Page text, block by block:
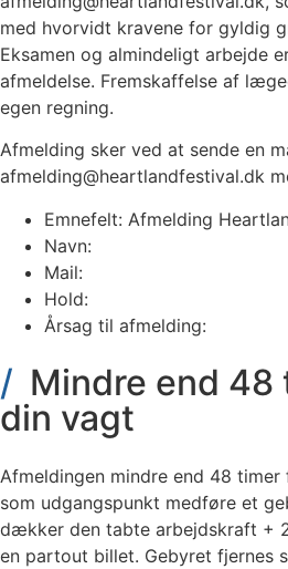
med hvorvidt kravene for gyldig
Eksamen og almindeligt arbejde
afmeldelse. Fremskaffelse af
egen regning.
Afmelding sker ved at sende en
afmelding@heartlandfestival.dk
Emnefelt: Afmelding
Navn:
Mail:
Hold:
Årsag til afmelding:
Mindre end 48
din vagt
Afmeldingen mindre end 48
som udgangspunkt medføre et
dækker den tabte arbejdskraft +
en partout billet. Gebyret fjernes